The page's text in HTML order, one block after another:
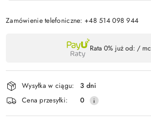
Zamówienie telefoniczne: +48 514 098 944
płatność
i
dostawa
Rata 0% już od: / mc
Wysyłka w ciągu:
3 dni
Cena przesyłki:
0